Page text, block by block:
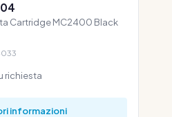
Cartridge MC2400 Black
richiesta
informazioni